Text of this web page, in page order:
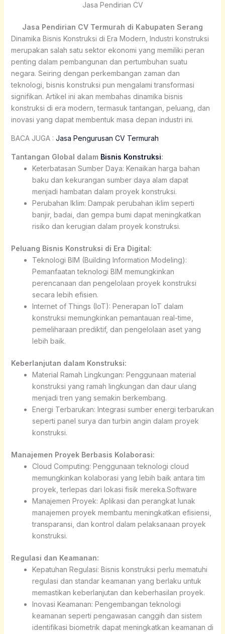
Jasa Pendirian CV
Jasa Pendirian CV Termurah di Kabupaten Serang
Dinamika Bisnis Konstruksi di Era Modern, Industri konstruksi
merupakan salah satu sektor ekonomi yang memiliki peran
penting dalam pembangunan dan pertumbuhan suatu
negara. Seiring dengan perkembangan zaman dan
teknologi, bisnis konstruksi pun mengalami transformasi
signifikan. Artikel ini akan membahas dinamika bisnis
konstruksi di era modern, termasuk tantangan, peluang, dan
inovasi yang dapat membentuk masa depan industri ini.
BACA JUGA : Jasa Pengurusan CV Termurah
Tantangan Global dalam Bisnis Konstruksi:
Keterbatasan Sumber Daya: Kenaikan harga bahan
baku dan kekurangan sumber daya alam dapat
menjadi hambatan dalam proyek konstruksi.
Perubahan Iklim: Dampak perubahan iklim seperti
banjir, badai, dan gempa bumi dapat meningkatkan
risiko dan kerugian dalam proyek konstruksi.
Peluang Bisnis Konstruksi di Era Digital:
Teknologi BIM (Building Information Modeling):
Pemanfaatan teknologi BIM memungkinkan
perencanaan dan pengelolaan proyek konstruksi
secara lebih efisien.
Internet of Things (IoT): Penerapan IoT dalam
konstruksi memungkinkan pemantauan real-time,
pemeliharaan prediktif, dan pengelolaan aset yang
lebih baik.
Keberlanjutan dalam Konstruksi:
Material Ramah Lingkungan: Penggunaan material
konstruksi yang ramah lingkungan dan daur ulang
menjadi tren yang semakin berkembang.
Energi Terbarukan: Integrasi sumber energi terbarukan
seperti panel surya dan turbin angin dalam proyek
konstruksi.
Manajemen Proyek Berbasis Kolaborasi:
Cloud Computing: Penggunaan teknologi cloud
memungkinkan kolaborasi yang lebih baik antara tim
proyek, terlepas dari lokasi fisik mereka.Software
Manajemen Proyek: Aplikasi dan perangkat lunak
manajemen proyek membantu meningkatkan efisiensi,
transparansi, dan kontrol dalam pelaksanaan proyek
konstruksi.
Regulasi dan Keamanan:
Kepatuhan Regulasi: Bisnis konstruksi perlu mematuhi
regulasi dan standar keamanan yang berlaku untuk
memastikan keberlanjutan dan keberhasilan proyek.
Inovasi Keamanan: Pengembangan teknologi
keamanan seperti pengawasan canggih dan sistem
identifikasi biometrik dapat meningkatkan keamanan di